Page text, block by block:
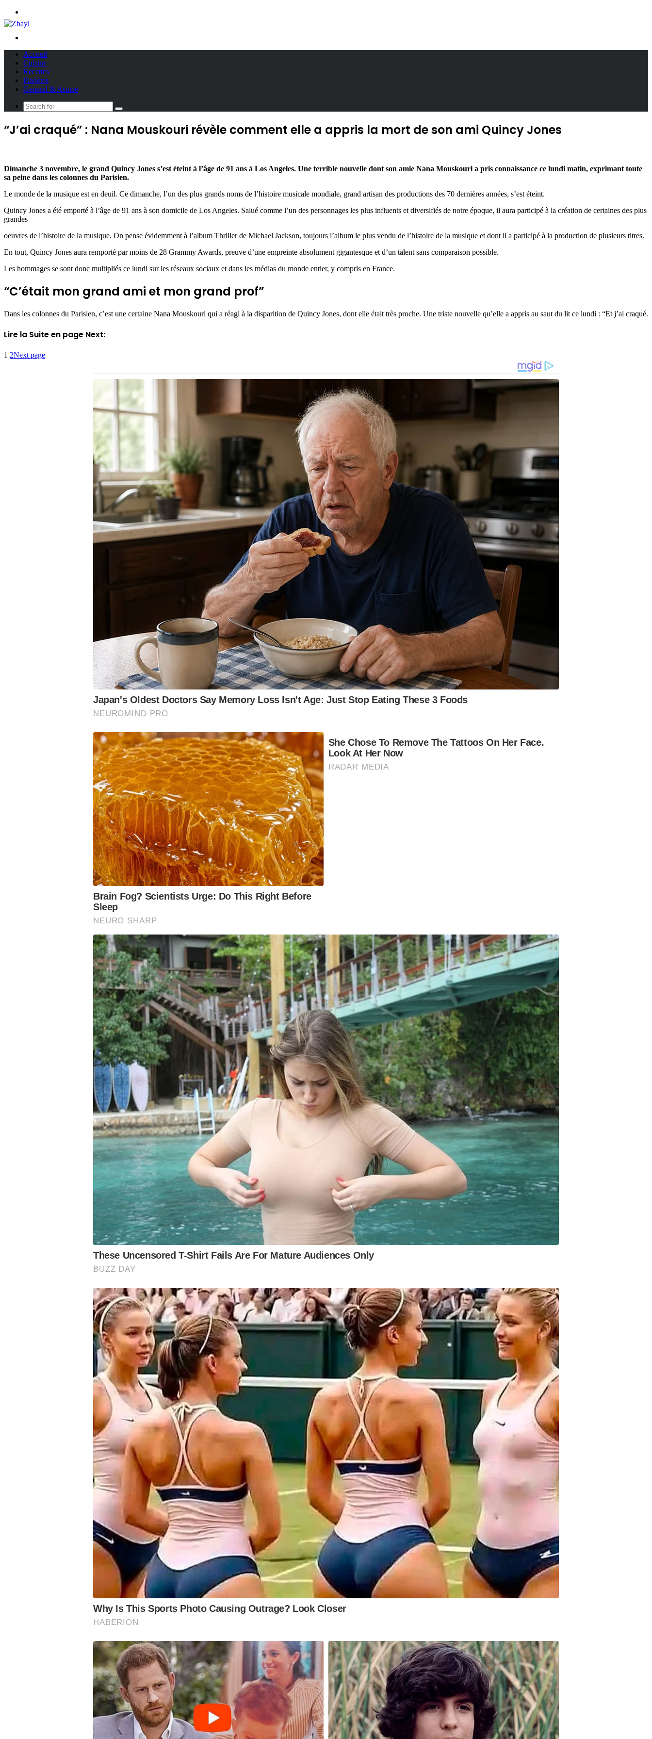
Accueil
Cuisine
Recettes
Planètes
General & Astuce
Search
“J’ai craqué” : Nana Mouskouri révèle comment elle a appris la mort de son ami Quincy Jones
Dimanche 3 novembre, le grand Quincy Jones s’est éteint à l’âge de 91 ans à Los Angeles. Une terrible nouvelle dont son amie Nana Mouskouri a pris connaissance ce lundi matin, exprimant toute
sa peine dans les colonnes du Parisien.
Le monde de la musique est en deuil. Ce dimanche, l’un des plus grands noms de l’histoire musicale mondiale, grand artisan des productions des 70 dernières années, s’est éteint.
Quincy Jones a été emporté à l’âge de 91 ans à son domicile de Los Angeles. Salué comme l’un des personnages les plus influents et diversifiés de notre époque, il aura participé à la création de certaines des plus
grandes
oeuvres de l’histoire de la musique. On pense évidemment à l’album Thriller de Michael Jackson, toujours l’album le plus vendu de l’histoire de la musique et dont il a participé à la production de plusieurs titres.
En tout, Quincy Jones aura remporté par moins de 28 Grammy Awards, preuve d’une empreinte absolument gigantesque et d’un talent sans comparaison possible.
Les hommages se sont donc multipliés ce lundi sur les réseaux sociaux et dans les médias du monde entier, y compris en France.
“C’était mon grand ami et mon grand prof”
Dans les colonnes du Parisien, c’est une certaine Nana Mouskouri qui a réagi à la disparition de Quincy Jones, dont elle était très proche. Une triste nouvelle qu’elle a appris au saut du lit ce lundi : “Et j’ai craqué.
Lire la Suite en page Next:
1 2Next page